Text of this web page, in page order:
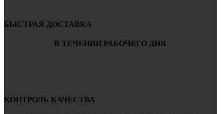
БЫСТРАЯ ДОСТАВКА
В ТЕЧЕНИИ РАБОЧЕГО ДНЯ
КОНТРОЛЬ КАЧЕСТВА